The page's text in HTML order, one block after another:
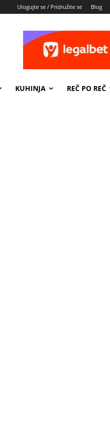
Ulogujte se / Pridružite se Blog
KUHINJA REČ PO REČ